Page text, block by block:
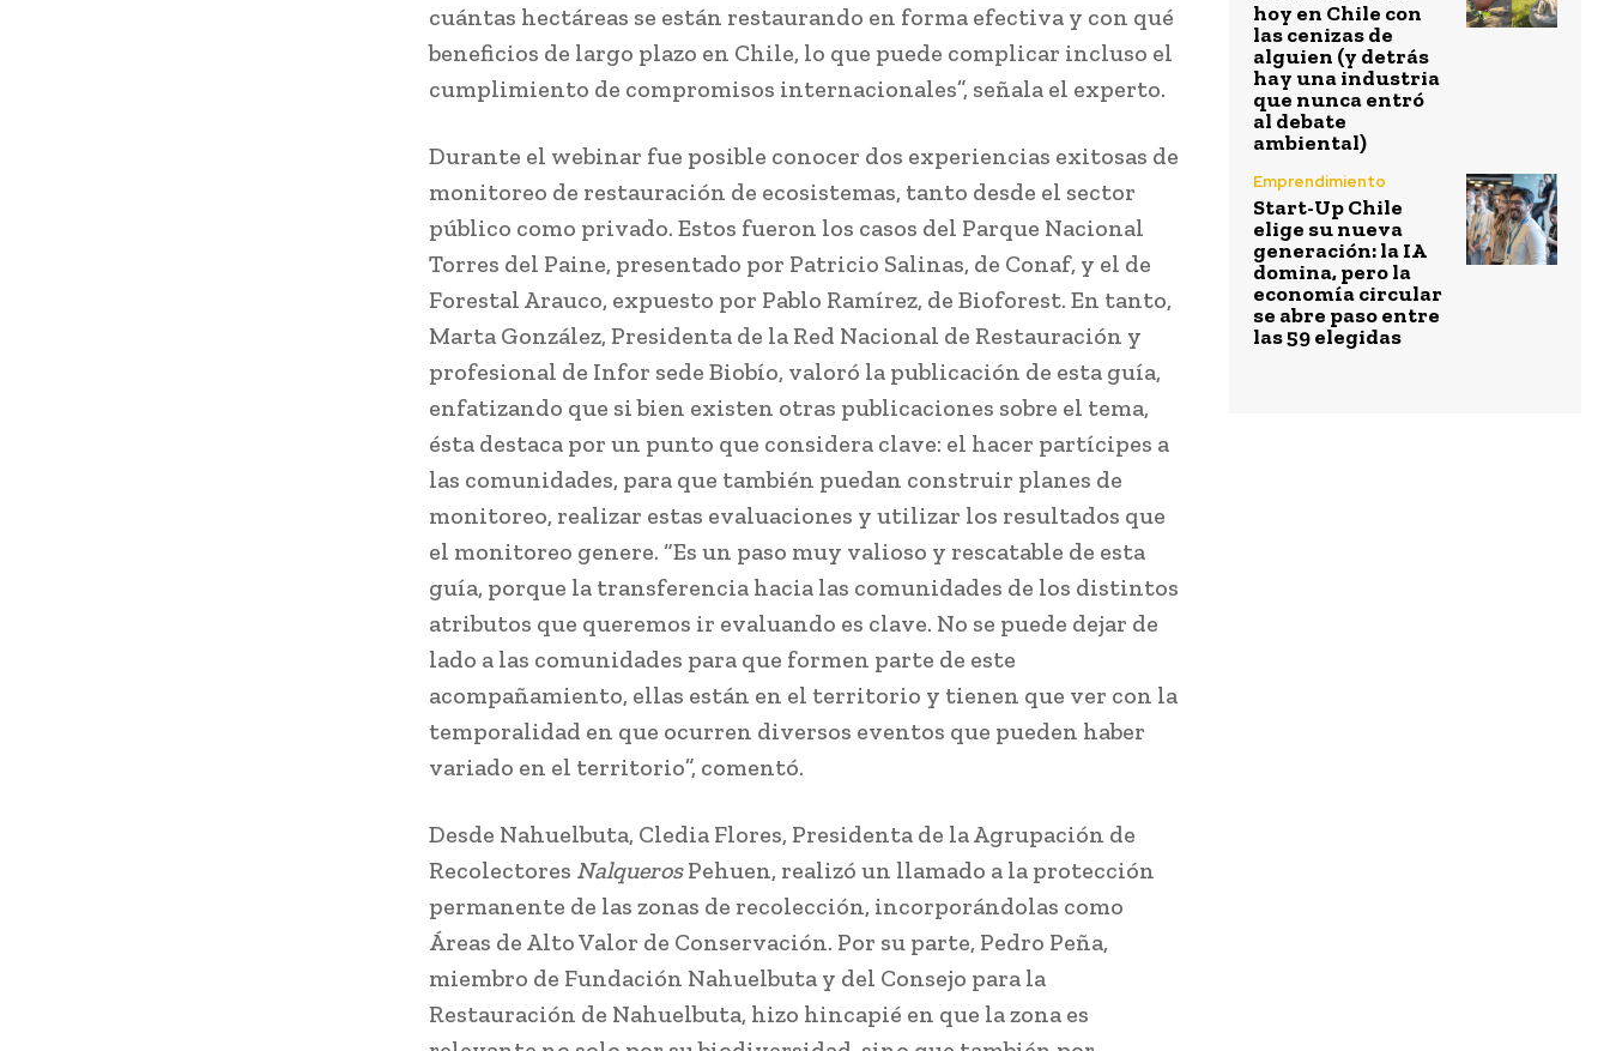
cuántas hectáreas se están restaurando en forma efectiva y con qué
beneficios de largo plazo en Chile, lo que puede complicar incluso el
cumplimiento de compromisos internacionales”, señala el experto.
Durante el webinar fue posible conocer dos experiencias exitosas de
monitoreo de restauración de ecosistemas, tanto desde el sector
público como privado. Estos fueron los casos del Parque Nacional
Torres del Paine, presentado por Patricio Salinas, de Conaf, y el de
Forestal Arauco, expuesto por Pablo Ramírez, de Bioforest. En tanto,
Marta González, Presidenta de la Red Nacional de Restauración y
profesional de Infor sede Biobío, valoró la publicación de esta guía,
enfatizando que si bien existen otras publicaciones sobre el tema,
ésta destaca por un punto que considera clave: el hacer partícipes a
las comunidades, para que también puedan construir planes de
monitoreo, realizar estas evaluaciones y utilizar los resultados que
el monitoreo genere. “Es un paso muy valioso y rescatable de esta
guía, porque la transferencia hacia las comunidades de los distintos
atributos que queremos ir evaluando es clave. No se puede dejar de
lado a las comunidades para que formen parte de este
acompañamiento, ellas están en el territorio y tienen que ver con la
temporalidad en que ocurren diversos eventos que pueden haber
variado en el territorio”, comentó.
Desde Nahuelbuta, Cledia Flores, Presidenta de la Agrupación de
Recolectores NalquerosPehuen, realizó un llamado a la protección
permanente de las zonas de recolección, incorporándolas como
Áreas de Alto Valor de Conservación. Por su parte, Pedro Peña,
miembro de Fundación Nahuelbuta y del Consejo para la
Restauración de Nahuelbuta, hizo hincapié en que la zona es
hoy en Chile con
las cenizas de
alguien (y detrás
hay una industria
que nunca entró
al debate
ambiental)
Emprendimiento
Start-Up Chile
elige su nueva
generación: la IA
domina, pero la
economía circular
se abre paso entre
las 59 elegidas